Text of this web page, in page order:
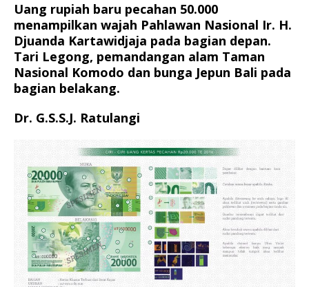
Uang rupiah baru pecahan 50.000
menampilkan wajah Pahlawan Nasional Ir. H.
Djuanda Kartawidjaja pada bagian depan.
Tari Legong, pemandangan alam Taman
Nasional Komodo dan bunga Jepun Bali pada
bagian belakang.
Dr. G.S.S.J. Ratulangi